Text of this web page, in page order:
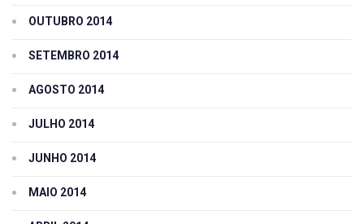
OUTUBRO 2014
SETEMBRO 2014
AGOSTO 2014
JULHO 2014
JUNHO 2014
MAIO 2014